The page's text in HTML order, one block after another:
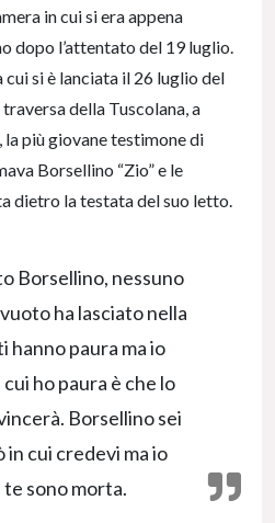
in cui si era appena
dopo l’attentato del 19 luglio.
cui si è lanciata il 26 luglio del
della Tuscolana, a
la più giovane testimone di
Borsellino “Zio” e le
dietro la testata del suo letto.
Borsellino, nessuno
ha lasciato nella
hanno paura ma io
cui ho paura è che lo
Borsellino sei
in cui credevi ma io
te sono morta.